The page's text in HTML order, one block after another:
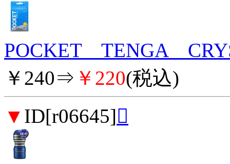
POCKET TENGA
￥240⇒ ￥220(税込)
▼ ID[r06645]